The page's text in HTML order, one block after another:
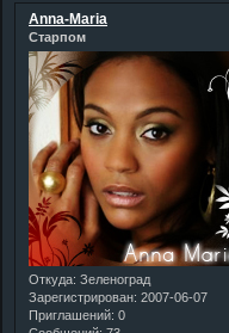
Anna-Maria
Старпом
Откуда: Зеленоград
Зарегистрирован: 2007-06-07
Приглашений: 0